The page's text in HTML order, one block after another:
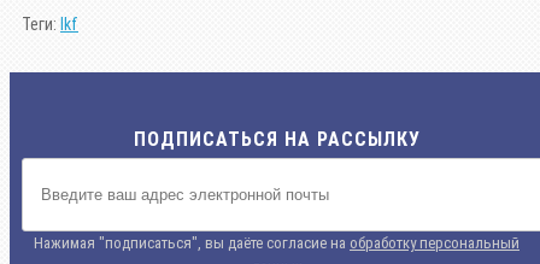
Теги: lkf
ПОДПИСАТЬСЯ НА РАССЫЛКУ
Нажимая "подписаться", вы даёте согласие на обработку персональный